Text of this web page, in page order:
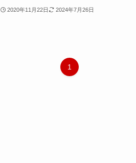
2020年11月22日 2024年7月26日
1